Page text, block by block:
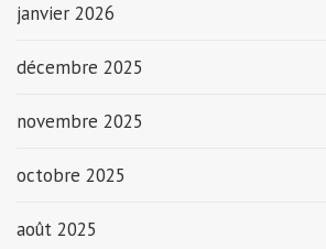
janvier 2026
décembre 2025
novembre 2025
octobre 2025
août 2025